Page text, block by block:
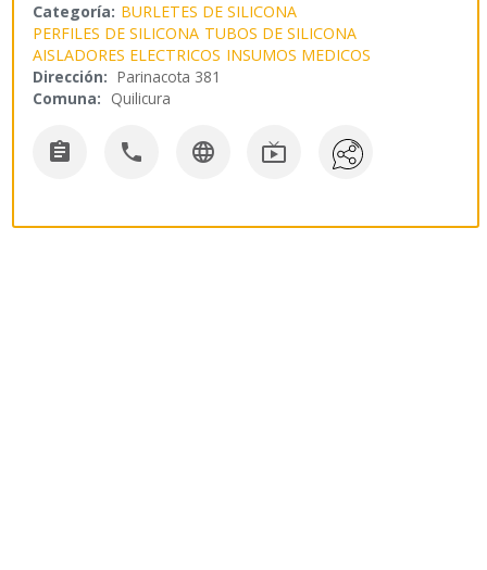
Categoría: BURLETES DE SILICONA
PERFILES DE SILICONA TUBOS DE SILICONA
AISLADORES ELECTRICOS INSUMOS MEDICOS
Dirección: Parinacota 381
Comuna: Quilicura
   